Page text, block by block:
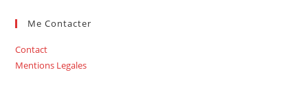
Me Contacter
Contact
Mentions Legales